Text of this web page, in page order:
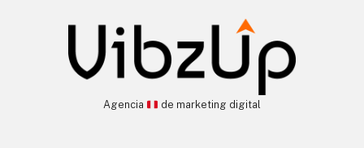
Agencia de marketing digital